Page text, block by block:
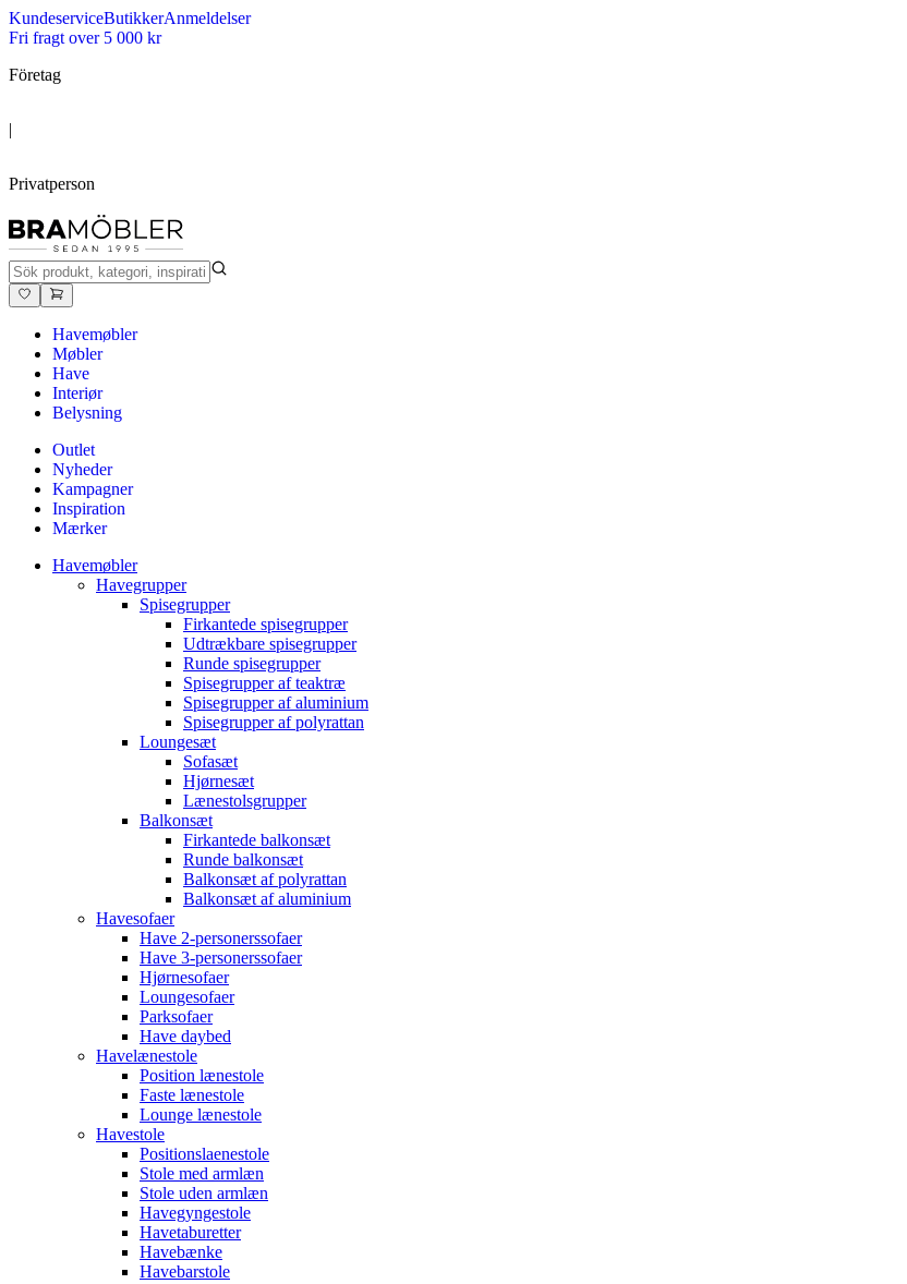
KundeserviceButikkerAnmeldelser
Fri fragt over 5 000 kr
Företag
|
Privatperson
Havemøbler
Møbler
Have
Interiør
Belysning
Outlet
Nyheder
Kampagner
Inspiration
Mærker
Havemøbler
Havegrupper
Spisegrupper
Firkantede spisegrupper
Udtrækbare spisegrupper
Runde spisegrupper
Spisegrupper af teaktræ
Spisegrupper af aluminium
Spisegrupper af polyrattan
Loungesæt
Sofasæt
Hjørnesæt
Lænestolsgrupper
Balkonsæt
Firkantede balkonsæt
Runde balkonsæt
Balkonsæt af polyrattan
Balkonsæt af aluminium
Havesofaer
Have 2-personerssofaer
Have 3-personerssofaer
Hjørnesofaer
Loungesofaer
Parksofaer
Have daybed
Havelænestole
Position lænestole
Faste lænestole
Lounge lænestole
Havestole
Positionslaenestole
Stole med armlæn
Stole uden armlæn
Havegyngestole
Havetaburetter
Havebænke
Havebarstole